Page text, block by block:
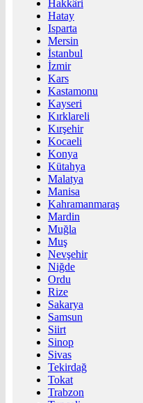
Hakkâri
Hatay
Isparta
Mersin
İstanbul
İzmir
Kars
Kastamonu
Kayseri
Kırklareli
Kırşehir
Kocaeli
Konya
Kütahya
Malatya
Manisa
Kahramanmaraş
Mardin
Muğla
Muş
Nevşehir
Niğde
Ordu
Rize
Sakarya
Samsun
Siirt
Sinop
Sivas
Tekirdağ
Tokat
Trabzon